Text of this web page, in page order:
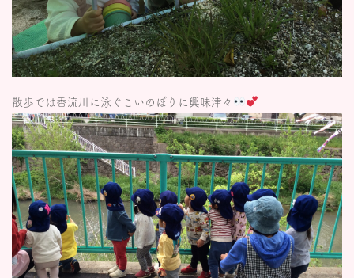
散歩では香流川に泳ぐこいのぼりに興味津々